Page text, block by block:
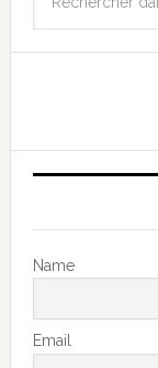
Name
Email